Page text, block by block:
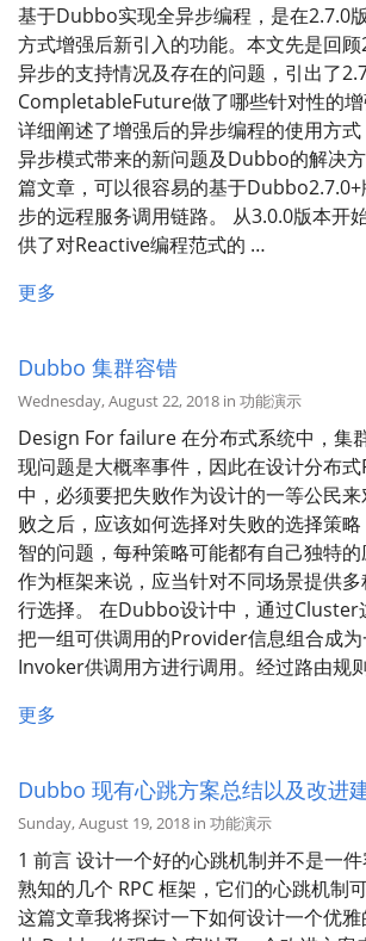
基于Dubbo实现全异步编程，是在2.7.0
方式增强后新引入的功能。本文先是回
异步的支持情况及存在的问题，引出了
CompletableFuture做了哪些针对性的
详细阐述了增强后的异步编程的使用方
异步模式带来的新问题及Dubbo的解决
篇文章，可以很容易的基于
步的远程服务调用链路。 从3.0.0版本开
供了对Reactive编程范式的 …
更多
Dubbo 集群容错
Wednesday, August 22, 2018 in 功能演示
Design For failure 在分布式系统中，集
现问题是大概率事件，因此在设计分布式
中，必须要把失败作为设计的一等公民
败之后，应该如何选择对失败的选择策
智的问题，每种策略可能都有自己独特的
作为框架来说，应当针对不同场景提供
行选择。 在Dubbo设计中，通过Cluster
把一组可供调用的Provider信息组合成
Invoker供调用方进行调用。经过路由规
更多
Dubbo 现有心跳方案总结以及改进
Sunday, August 19, 2018 in 功能演示
1 前言 设计一个好的心跳机制并不是一
熟知的几个 RPC 框架，它们的心跳机制
这篇文章我将探讨一下如何设计一个优